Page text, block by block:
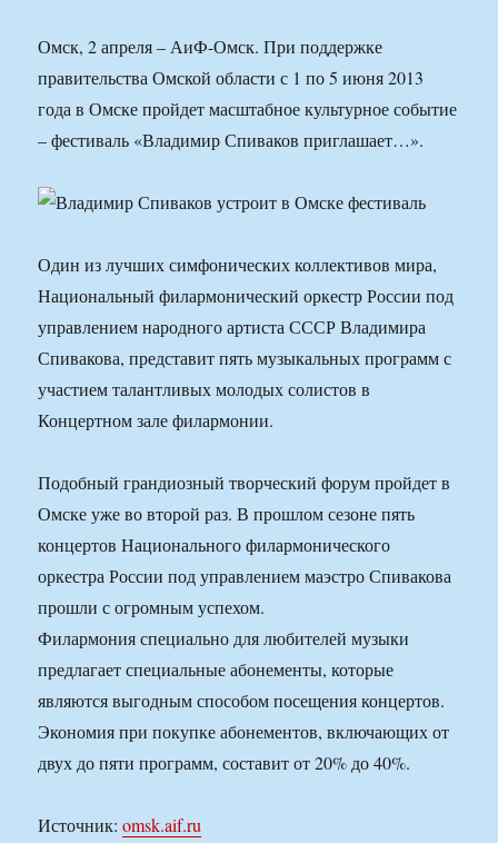
Омск, 2 апреля – АиФ-Омск. При поддержке
правительства Омской области с 1 по 5 июня 2013
года в Омске пройдет масштабное культурное событие
– фестиваль «Владимир Спиваков приглашает…».
Один из лучших симфонических коллективов мира,
Национальный филармонический оркестр России под
управлением народного артиста СССР Владимира
Спивакова, представит пять музыкальных программ с
участием талантливых молодых солистов в
Концертном зале филармонии.
Подобный грандиозный творческий форум пройдет в
Омске уже во второй раз. В прошлом сезоне пять
концертов Национального филармонического
оркестра России под управлением маэстро Спивакова
прошли с огромным успехом.
Филармония специально для любителей музыки
предлагает специальные абонементы, которые
являются выгодным способом посещения концертов.
Экономия при покупке абонементов, включающих от
двух до пяти программ, составит от 20% до 40%.
Источник:omsk.aif.ru